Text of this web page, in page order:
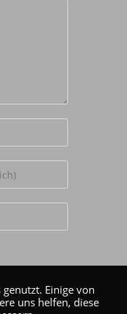
nächstenEinige von
uns helfen, diese